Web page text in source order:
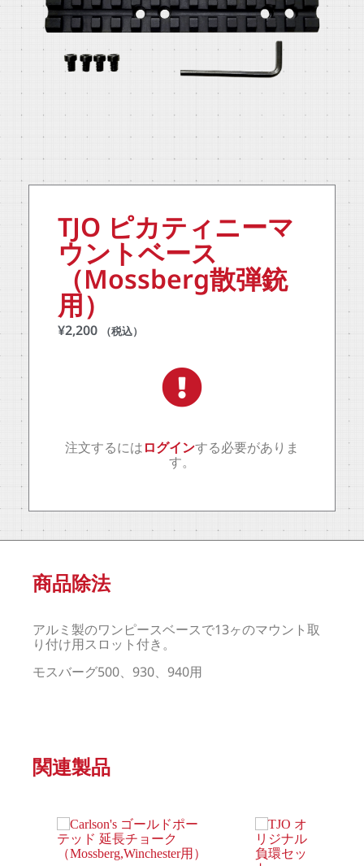
TJO ピカティニーマ
ウントベース
（Mossberg散弾銃
用）
¥2,200 （税込）
注文するにはログインする必要がありま
す。
商品除法
アルミ製のワンピースベースで13ヶのマウント取
り付け用スロット付き。
モスバーグ500、930、940用
関連製品